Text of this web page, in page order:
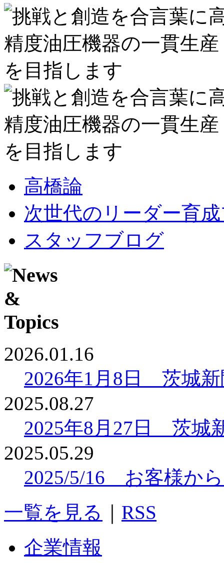
高橋論
次世代のリーダー育
スタッフブログ
2026.01.16
2026年1月8日 茨城
2025.08.27
2025年8月27日 茨城
2025.05.29
2025/5/16 お客様か
一覧を見る
RSS
企業情報